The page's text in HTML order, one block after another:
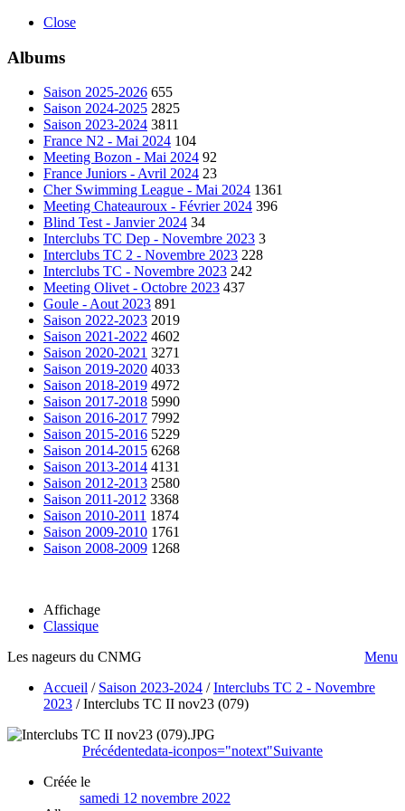
Close
Albums
Saison 2025-2026 655
Saison 2024-2025 2825
Saison 2023-2024 3811
France N2 - Mai 2024 104
Meeting Bozon - Mai 2024 92
France Juniors - Avril 2024 23
Cher Swimming League - Mai 2024 1361
Meeting Chateauroux - Février 2024 396
Blind Test - Janvier 2024 34
Interclubs TC Dep - Novembre 2023 3
Interclubs TC 2 - Novembre 2023 228
Interclubs TC - Novembre 2023 242
Meeting Olivet - Octobre 2023 437
Goule - Aout 2023 891
Saison 2022-2023 2019
Saison 2021-2022 4602
Saison 2020-2021 3271
Saison 2019-2020 4033
Saison 2018-2019 4972
Saison 2017-2018 5990
Saison 2016-2017 7992
Saison 2015-2016 5229
Saison 2014-2015 6268
Saison 2013-2014 4131
Saison 2012-2013 2580
Saison 2011-2012 3368
Saison 2010-2011 1874
Saison 2009-2010 1761
Saison 2008-2009 1268
Affichage
Classique
Les nageurs du CNMG
Menu
Accueil / Saison 2023-2024 /Interclubs TC 2 - Novembre
2023 /Interclubs TC II nov23 (079)
Précédentedata-iconpos="notext"Suivante
Créée le
samedi 12 novembre 2022